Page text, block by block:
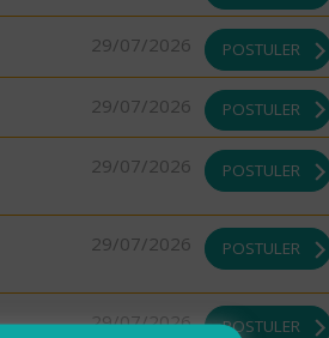
29/07/2026 POSTULER
29/07/2026 POSTULER
29/07/2026 POSTULER
29/07/2026 POSTULER
29/07/2026 POSTULER